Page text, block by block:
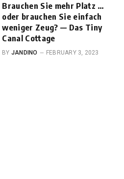
Brauchen Sie mehr Platz …
oder brauchen Sie einfach
weniger Zeug? — Das Tiny
Canal Cottage
BY JANDINO FEBRUARY 3, 2023